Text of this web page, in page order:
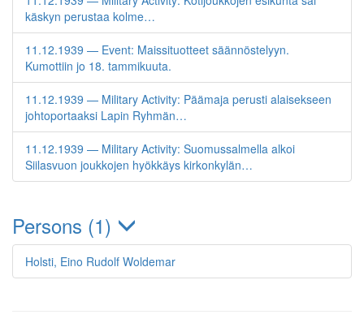
käskyn perustaa kolme…
11.12.1939 — Event: Maissituotteet säännöstelyyn.
Kumottiin jo 18. tammikuuta.
11.12.1939 — Military Activity: Päämaja perusti alaisekseen
johtoportaaksi Lapin Ryhmän…
11.12.1939 — Military Activity: Suomussalmella alkoi
Siilasvuon joukkojen hyökkäys kirkonkylän…
Persons (1)
Holsti, Eino Rudolf Woldemar